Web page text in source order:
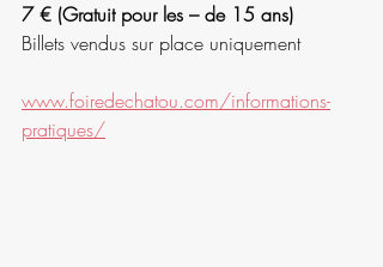
7 € (Gratuit pour les – de 15 ans)
Billets vendus sur place uniquement
www.foiredechatou.com/informations-
pratiques/